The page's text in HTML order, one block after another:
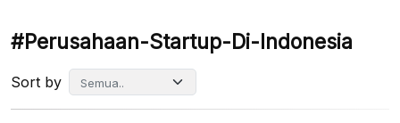
#perusahaan-Startup-Di-Indonesia
Sort by